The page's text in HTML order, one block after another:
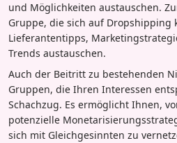
und Möglichkeiten austauschen.
Gruppe, die sich auf Dropshipping
Lieferantentipps,
Trends austauschen.
Auch der Beitritt zu bestehenden
Gruppen, die Ihren Interessen
Schachzug. Es ermöglicht Ihnen,
potenzielle
sich mit Gleichgesinnten zu